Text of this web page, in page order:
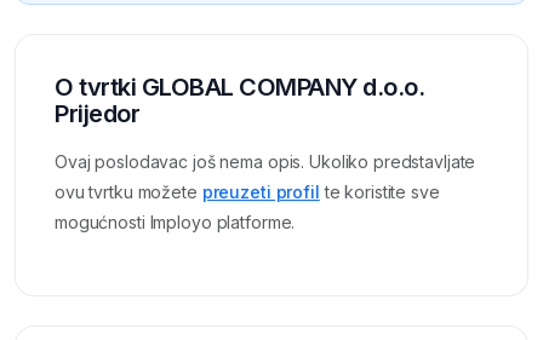
O tvrtki GLOBAL COMPANY d.o.o.
Prijedor
Ovaj poslodavac još nema opis. Ukoliko predstavljate
ovu tvrtku možete preuzeti profil te koristite sve
mogućnosti Imployo platforme.